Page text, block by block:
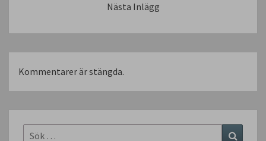
Nästa Inlägg
Kommentarer är stängda.
Sök